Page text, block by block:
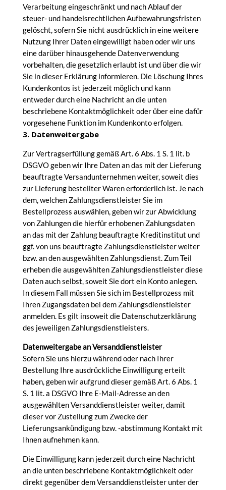
Verarbeitung eingeschränkt und nach Ablauf der
steuer- und handelsrechtlichen Aufbewahrungsfristen
gelöscht, sofern Sie nicht ausdrücklich in eine weitere
Nutzung Ihrer Daten eingewilligt haben oder wir uns
eine darüber hinausgehende Datenverwendung
vorbehalten, die gesetzlich erlaubt ist und über die wir
Sie in dieser Erklärung informieren. Die Löschung Ihres
Kundenkontos ist jederzeit möglich und kann
entweder durch eine Nachricht an die unten
beschriebene Kontaktmöglichkeit oder über eine dafür
vorgesehene Funktion im Kundenkonto erfolgen.
3. Datenweitergabe
Zur Vertragserfüllung gemäß Art. 6 Abs. 1 S. 1 lit. b
DSGVO geben wir Ihre Daten an das mit der Lieferung
beauftragte Versandunternehmen weiter, soweit dies
zur Lieferung bestellter Waren erforderlich ist. Je nach
dem, welchen Zahlungsdienstleister Sie im
Bestellprozess auswählen, geben wir zur Abwicklung
von Zahlungen die hierfür erhobenen Zahlungsdaten
an das mit der Zahlung beauftragte Kreditinstitut und
ggf. von uns beauftragte Zahlungsdienstleister weiter
bzw. an den ausgewählten Zahlungsdienst. Zum Teil
erheben die ausgewählten Zahlungsdienstleister diese
Daten auch selbst, soweit Sie dort ein Konto anlegen.
In diesem Fall müssen Sie sich im Bestellprozess mit
Ihren Zugangsdaten bei dem Zahlungsdienstleister
anmelden. Es gilt insoweit die Datenschutzerklärung
des jeweiligen Zahlungsdienstleisters.
Datenweitergabe an Versanddienstleister
Sofern Sie uns hierzu während oder nach Ihrer
Bestellung Ihre ausdrückliche Einwilligung erteilt
haben, geben wir aufgrund dieser gemäß Art. 6 Abs. 1
S. 1 lit. a DSGVO Ihre E-Mail-Adresse an den
ausgewählten Versanddienstleister weiter, damit
dieser vor Zustellung zum Zwecke der
Lieferungsankündigung bzw. -abstimmung Kontakt mit
Ihnen aufnehmen kann.
Die Einwilligung kann jederzeit durch eine Nachricht
an die unten beschriebene Kontaktmöglichkeit oder
direkt gegenüber dem Versanddienstleister unter der